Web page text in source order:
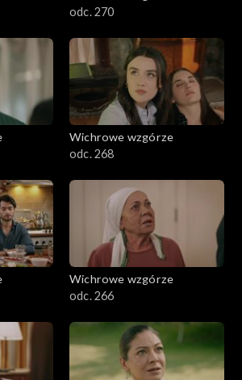
odc. 270
Wichrowe wzgórze
odc. 268
Wichrowe wzgórze
odc. 266